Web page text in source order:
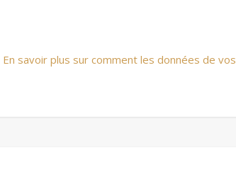
En savoir plus sur comment les données de vos